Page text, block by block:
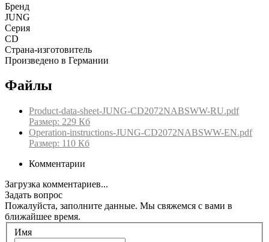
Бренд
JUNG
Серия
CD
Страна-изготовитель
Произведено в Германии
Файлы
Product-data-sheet-JUNG-CD2072NABSWW-RU.pdf
Размер: 229 Кб
Operation-instructions-JUNG-CD2072NABSWW-EN.pdf
Размер: 110 Кб
Комментарии
Загрузка комментариев...
Задать вопрос
Пожалуйста, заполните данные. Мы свяжемся с вами в
ближайшее время.
Имя